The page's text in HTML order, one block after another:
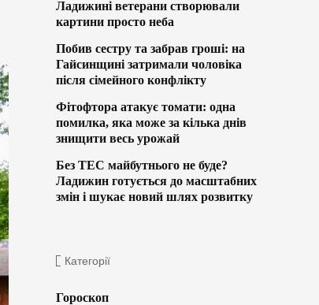
Ладижині ветерани створювали
картини просто неба
Побив сестру та забрав гроші: на
Гайсинщині затримали чоловіка
після сімейного конфлікту
Фітофтора атакує томати: одна
помилка, яка може за кілька днів
знищити весь урожай
Без ТЕС майбутнього не буде?
Ладижин готується до масштабних
змін і шукає новий шлях розвитку
Категорії
Гороскоп